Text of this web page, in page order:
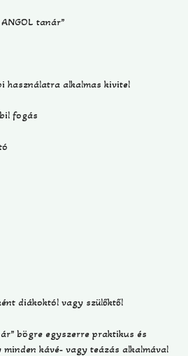
tanár”
használatra alkalmas kivitel
fogás
diákoktól vagy szülőktől
bögre egyszerre praktikus és
minden kávé- vagy teázás alkalmával